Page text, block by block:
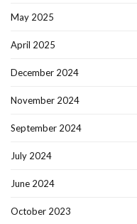
May 2025
April 2025
December 2024
November 2024
September 2024
July 2024
June 2024
October 2023